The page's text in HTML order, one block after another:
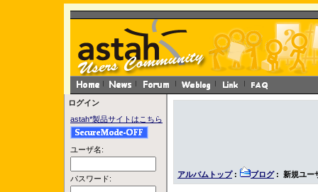
ログイン
astah*製品サイトはこちら
ユーザ名:
パスワード: アルバムトップ: ブログ: 新規ユー